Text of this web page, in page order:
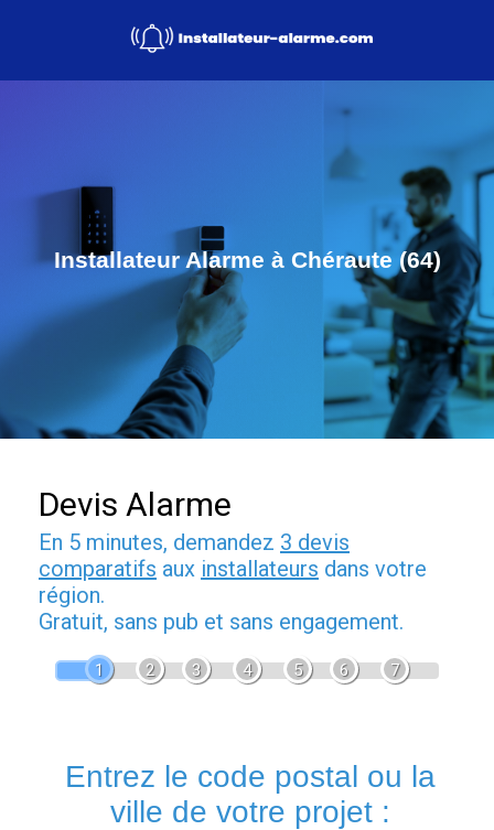
Installateur Alarme à Chéraute (64)
Devis Alarme
En 5 minutes, demandez 3 devis
comparatifs aux installateurs dans votre
région.
Gratuit, sans pub et sans engagement.
1 2 3 4 5 6 7
Entrez le code postal ou la
ville de votre projet :